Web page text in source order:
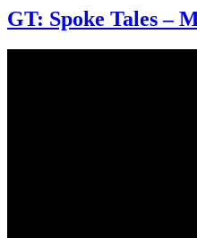
GT: Spoke Tales –